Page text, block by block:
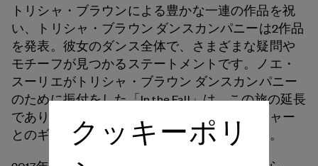
トリシャ・ブラウンによる豊かな一連の作品を祝
い、トリシャ・ブラウン ダンスカンパニーは2作品
を発表。彼女のダンス全体で、さまざまな疑問や
モチーフが見つかるステートメントです。ノエ・
スーリエがトリシャ・ブラウン ダンスカンパニー
のために振付をした「In the Fall」は、この旅の延長
であり、生きたアーカイブと現在のジェスチャー
とのギャップを埋める架け橋になっています。
クッキーポリ